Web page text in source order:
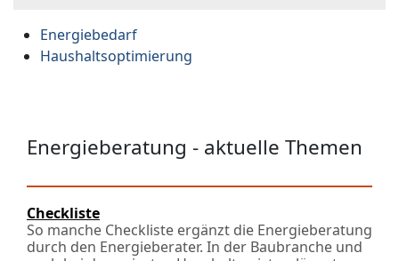
Energiebedarf
Haushaltsoptimierung
Energieberatung - aktuelle Themen
Checkliste
So manche Checkliste ergänzt die Energieberatung
durch den Energieberater. In der Baubranche und